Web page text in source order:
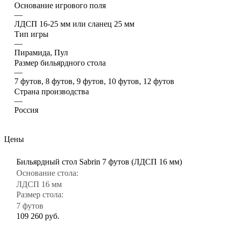
Основание игрового поля
—
ЛДСП 16-25 мм или сланец 25 мм
Тип игры
—
Пирамида, Пул
Размер бильярдного стола
—
7 футов, 8 футов, 9 футов, 10 футов, 12 футов
Страна производства
—
Россия
Цены
Бильярдный стол Sabrin 7 футов (ЛДСП 16 мм)
Основание стола:
ЛДСП 16 мм
Размер стола:
7 футов
109 260 руб.